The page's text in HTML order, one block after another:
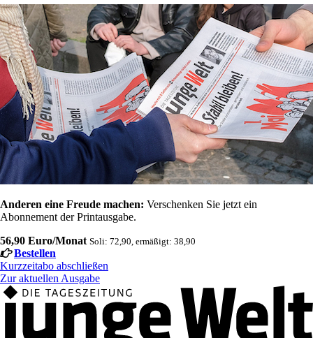
Anderen eine Freude machen: Verschenken Sie jetzt ein
Abonnement der Printausgabe.
56,90 Euro/Monat Soli: 72,90, ermäßigt: 38,90
Bestellen
Kurzzeitabo abschließen
Zur aktuellen Ausgabe